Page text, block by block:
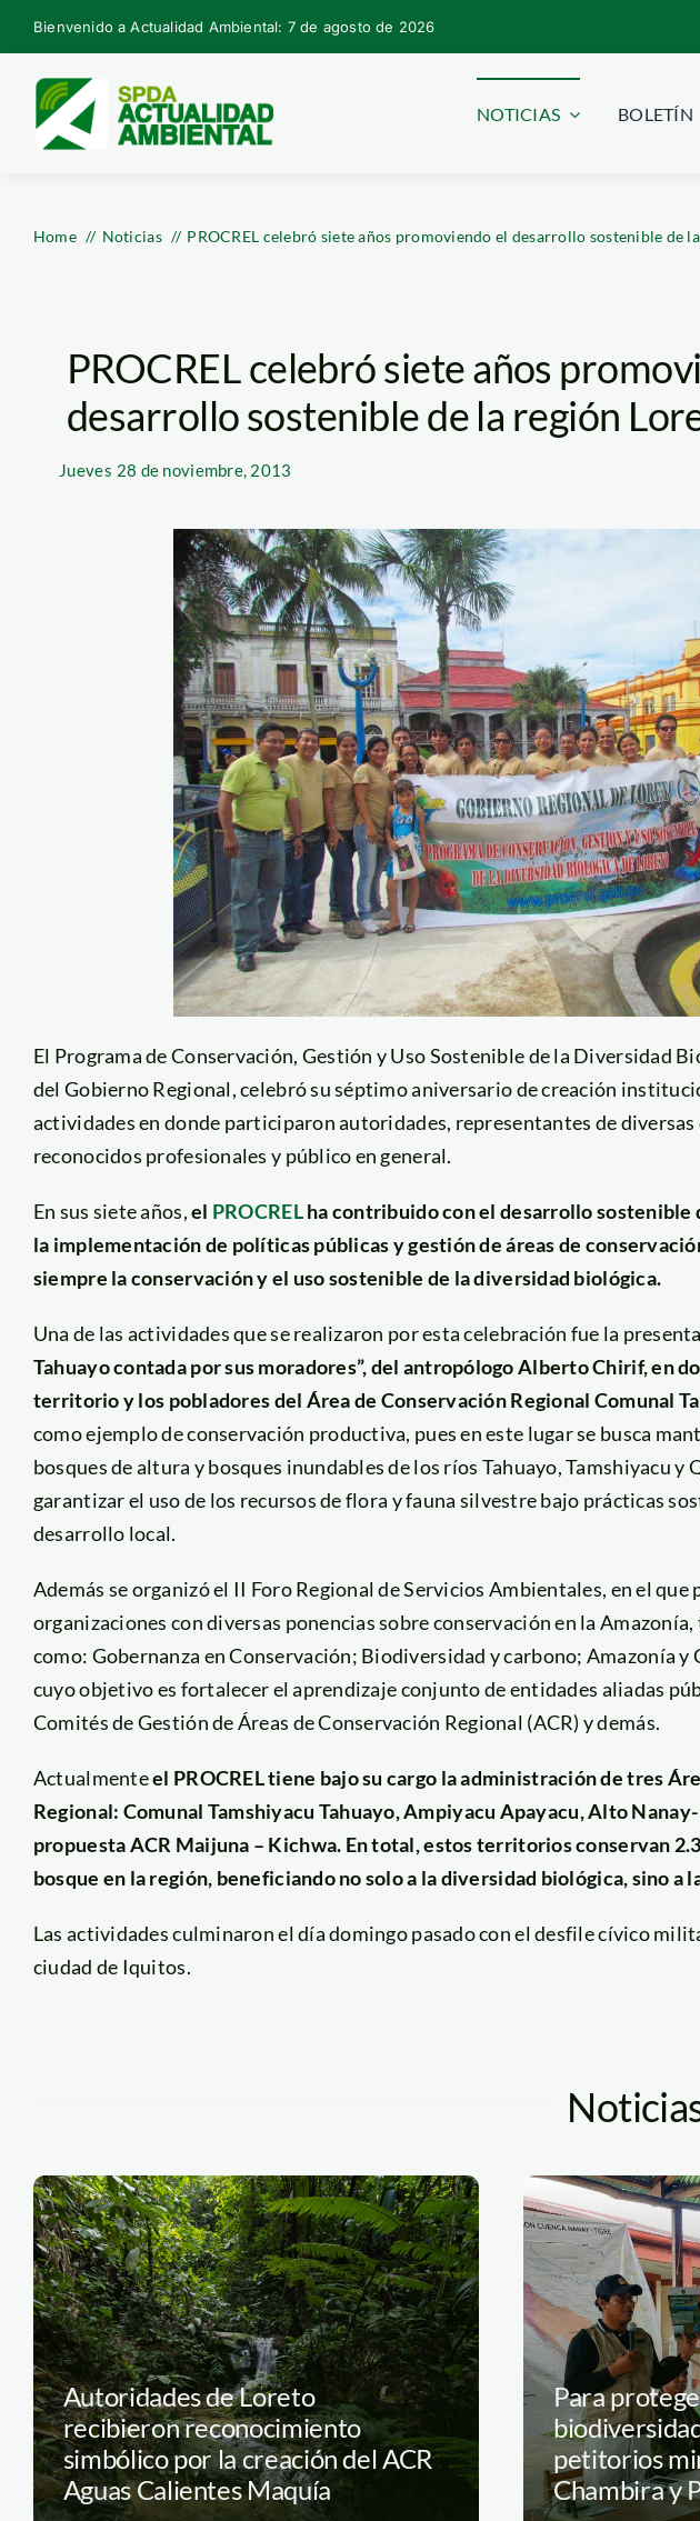
Skip
to
content
Bienvenido a Actualidad Ambiental: 7 de agosto de 2026
NOTICIAS BOLETÍN
Home Noticias PROCREL celebró siete años promoviendo el desarrollo sostenible de
PROCREL celebró siete años
desarrollo sostenible de la región
Jueves 28 de noviembre, 2013
El Programa de Conservación, Gestión y Uso Sostenible de la Diversidad
del Gobierno Regional, celebró su séptimo aniversario de creación
actividades en donde participaron autoridades, representantes de
reconocidos profesionales y público en general.
En sus siete años,el PROCRELha contribuido con el desarrollo sostenible
la implementación de políticas públicas y gestión de áreas de
siempre la conservación y el uso sostenible de la diversidad biológica.
Una de las actividades que se realizaron por esta celebración fue la
Tahuayo contada por sus moradores”, del antropólogo Alberto Chirif, en
territorio y los pobladores del Área de Conservación Regional Comunal
como ejemplo de conservación productiva, pues en este lugar se busca
bosques de altura y bosques inundables de los ríos Tahuayo, Tamshiyacu y
garantizar el uso de los recursos de flora y fauna silvestre bajo prácticas
desarrollo local.
Además se organizó el II Foro Regional de Servicios Ambientales, en el
organizaciones con diversas ponencias sobre conservación en la
como: Gobernanza en Conservación; Biodiversidad y carbono; Amazonía y
cuyo objetivo es fortalecer el aprendizaje conjunto de entidades aliadas
Comités de Gestión de Áreas de Conservación Regional (ACR) y demás.
Actualmenteel PROCREL tiene bajo su cargo la administración de tres
Regional: Comunal Tamshiyacu Tahuayo, Ampiyacu Apayacu, Alto
propuesta ACR Maijuna – Kichwa. En total, estos territorios conservan
bosque en la región, beneficiando no solo a la diversidad biológica, sino a
Las actividades culminaron el día domingo pasado con el desfile cívico
ciudad de Iquitos.
Autoridades de Loreto
recibieron reconocimiento
simbólico por la creación del ACR
Aguas Calientes Maquía
Para
petitorios
Chambira y